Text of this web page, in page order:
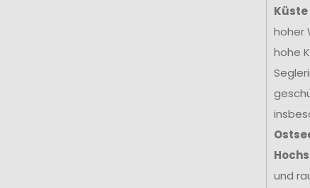
Küste
hoher
hohe
und